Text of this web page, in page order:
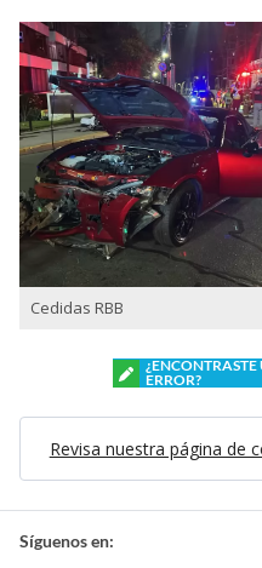
Cedidas RBB
¿ENCONTRASTE
ERROR?
Revisa nuestra página de
Síguenos en: